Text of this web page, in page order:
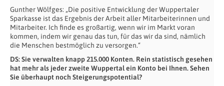
Gunther Wölfges: „Die positive Entwicklung der Wuppertaler
Sparkasse ist das Ergebnis der Arbeit aller Mitarbeiterinnen und
Mitarbeiter. Ich finde es großartig, wenn wir im Markt voran
kommen, indem wir genau das tun, für das wir da sind, nämlich
die Menschen bestmöglich zu versorgen.“
DS: Sie verwalten knapp 215.000 Konten. Rein statistisch gesehen
hat mehr als jeder zweite Wuppertal ein Konto bei Ihnen. Sehen
Sie überhaupt noch Steigerungspotential?